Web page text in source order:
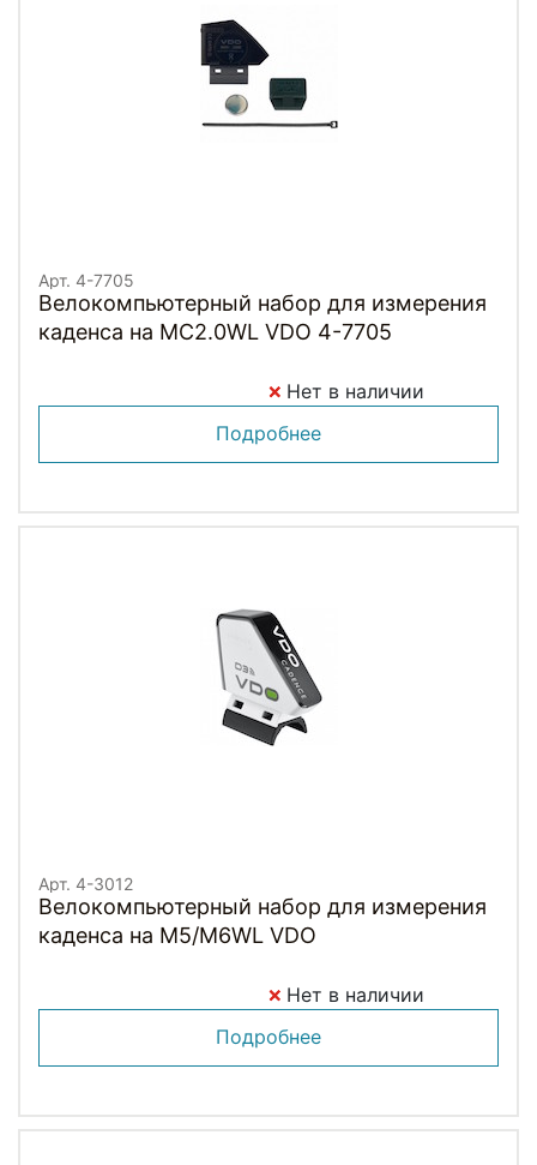
Арт. 4-7705
Велокомпьютерный набор для измерения
каденса на MC2.0WL VDO 4-7705
Нет в наличии
Подробнее
Арт. 4-3012
Велокомпьютерный набор для измерения
каденса на M5/M6WL VDO
Нет в наличии
Подробнее